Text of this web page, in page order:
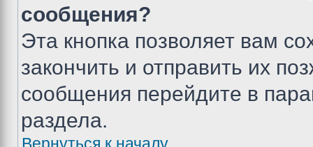
сообщения?
Эта кнопка позволяет вам
закончить и отправить их
сообщения перейдите в
раздела.